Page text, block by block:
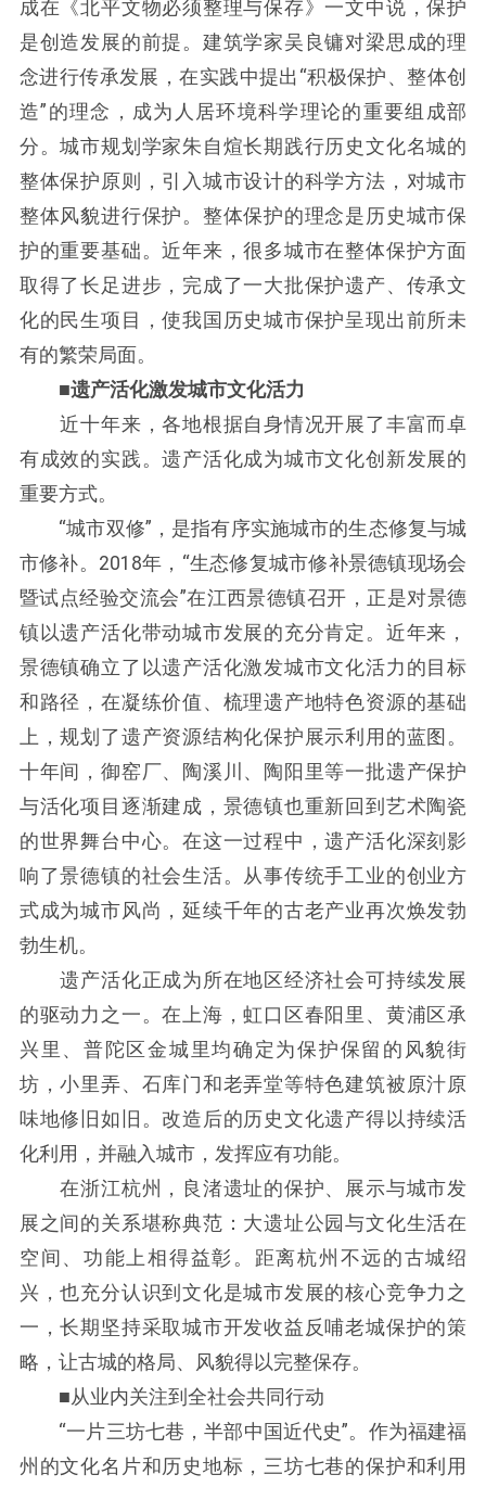
成在《北平文物必须整理与保存》一文中说，保护
是创造发展的前提。建筑学家吴良镛对梁思成的理
念进行传承发展，在实践中提出“积极保护、整体创
造”的理念，成为人居环境科学理论的重要组成部
分。城市规划学家朱自煊长期践行历史文化名城的
整体保护原则，引入城市设计的科学方法，对城市
整体风貌进行保护。整体保护的理念是历史城市保
护的重要基础。近年来，很多城市在整体保护方面
取得了长足进步，完成了一大批保护遗产、传承文
化的民生项目，使我国历史城市保护呈现出前所未
有的繁荣局面。
■遗产活化激发城市文化活力
近十年来，各地根据自身情况开展了丰富而卓
有成效的实践。遗产活化成为城市文化创新发展的
重要方式。
“城市双修”，是指有序实施城市的生态修复与城
市修补。2018年，“生态修复城市修补景德镇现场会
暨试点经验交流会”在江西景德镇召开，正是对景德
镇以遗产活化带动城市发展的充分肯定。近年来，
景德镇确立了以遗产活化激发城市文化活力的目标
和路径，在凝练价值、梳理遗产地特色资源的基础
上，规划了遗产资源结构化保护展示利用的蓝图。
十年间，御窑厂、陶溪川、陶阳里等一批遗产保护
与活化项目逐渐建成，景德镇也重新回到艺术陶瓷
的世界舞台中心。在这一过程中，遗产活化深刻影
响了景德镇的社会生活。从事传统手工业的创业方
式成为城市风尚，延续千年的古老产业再次焕发勃
勃生机。
遗产活化正成为所在地区经济社会可持续发展
的驱动力之一。在上海，虹口区春阳里、黄浦区承
兴里、普陀区金城里均确定为保护保留的风貌街
坊，小里弄、石库门和老弄堂等特色建筑被原汁原
味地修旧如旧。改造后的历史文化遗产得以持续活
化利用，并融入城市，发挥应有功能。
在浙江杭州，良渚遗址的保护、展示与城市发
展之间的关系堪称典范：大遗址公园与文化生活在
空间、功能上相得益彰。距离杭州不远的古城绍
兴，也充分认识到文化是城市发展的核心竞争力之
一，长期坚持采取城市开发收益反哺老城保护的策
略，让古城的格局、风貌得以完整保存。
■从业内关注到全社会共同行动
“一片三坊七巷，半部中国近代史”。作为福建福
州的文化名片和历史地标，三坊七巷的保护和利用